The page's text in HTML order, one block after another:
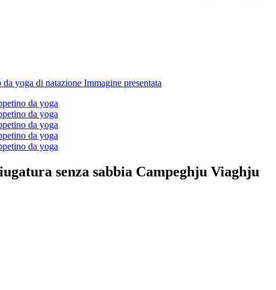
senza sabbia Campeghju Viaghju